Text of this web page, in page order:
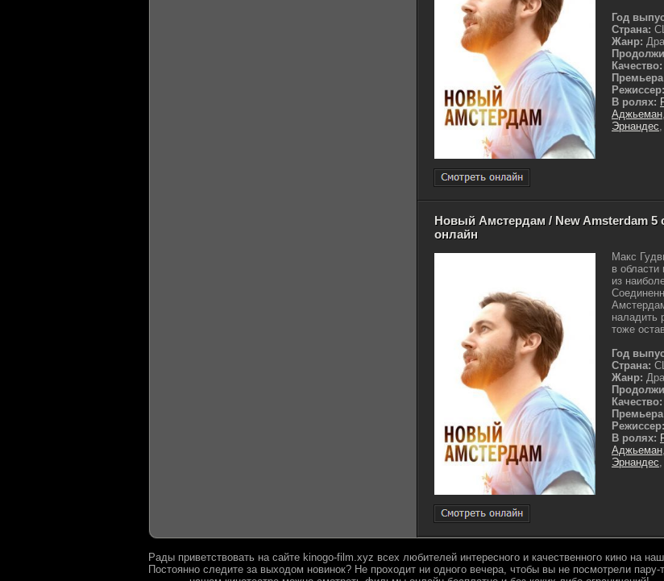
Год
Страна:
Жанр:
Качество:
Режиссер:
В ролях:
Аджьеман,
Эрнандес,
Новый Амстердам / New Amsterdam 5
онлайн
Макс
в
из
наладить
тоже
Год
Страна:
Жанр:
Качество:
Режиссер:
В ролях:
Аджьеман,
Эрнандес,
Рады приветствовать на сайте kinogo-film.xyz всех любителей интересного и качественного кино на
Постоянно следите за выходом новинок? Не проходит ни одного вечера, чтобы вы не посмотрели